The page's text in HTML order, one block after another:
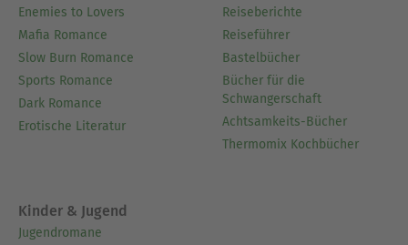
Enemies to Lovers
Mafia Romance
Slow Burn Romance
Sports Romance
Dark Romance
Erotische Literatur
Reiseberichte
Reiseführer
Bastelbücher
Bücher für die
Schwangerschaft
Achtsamkeits-Bücher
Thermomix Kochbücher
Kinder & Jugend
Jugendromane